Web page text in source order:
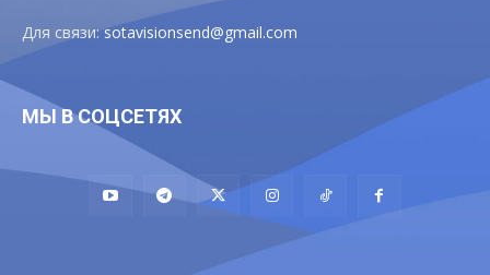
Для связи:sotavisionsend@gmail.com
МЫ В СОЦСЕТЯХ